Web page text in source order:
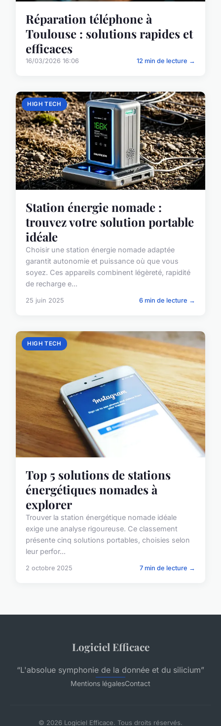
Réparation téléphone à
Toulouse : solutions rapides et
efficaces
16/03/2026 16:06 12 min de lecture →
HIGH TECH
Station énergie nomade :
trouvez votre solution portable
idéale
Choisir une station énergie nomade adaptée
garantit autonomie et puissance où que vous
soyez. Ces appareils combinent légèreté, rapidité
de recharge e...
25 juin 2025 6 min de lecture →
HIGH TECH
Top 5 solutions de stations
énergétiques nomades à
explorer
Trouver la station énergétique nomade idéale
exige une analyse rigoureuse. Ce classement
présente cinq solutions portables, choisies selon
leur perfor...
2 octobre 2025 7 min de lecture →
Logiciel Efficace
“L'absolue symphonie de la donnée et du silicium”
Mentions légalesContact
© 2026 Logiciel Efficace. Tous droits réservés.